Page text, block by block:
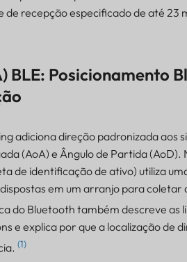
de recepção especificado de até 23
BLE: Posicionamento
adiciona direção padronizada aos
(AoA) e Ângulo de Partida (AoD).
de identificação de ativo) utiliza
em um arranjo para coletar
do Bluetooth também descreve as
e explica por que a localização de
(1)